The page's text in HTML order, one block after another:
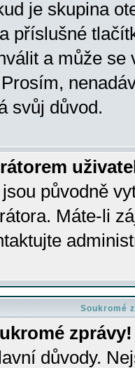
je skupina
příslušné
a může se
svůj důvod.
původně
Máte-li
Soukromé
zprávy!
důvody.